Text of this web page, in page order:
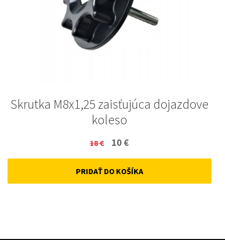
Skrutka M8x1,25 zaisťujúca dojazdove
koleso
18€
Original
price
was:
10 €
price
is:
PRIDAŤ DO KOŠÍKA